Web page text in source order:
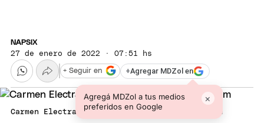
NAPSIX
27 de enero de 2022 · 07:51 hs
+Agregar MDZol en
Agregá MDZol a tus medios
preferidos en Google
×
+ Seguir en
Carmen Electra Carmen Electra Foto: Instagram